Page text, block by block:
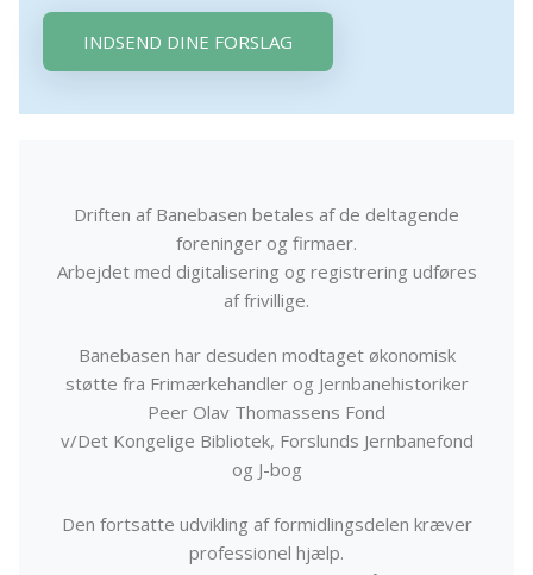
INDSEND DINE FORSLAG
Driften af Banebasen betales af de deltagende
foreninger og firmaer.
Arbejdet med digitalisering og registrering udføres
af frivillige.
Banebasen har desuden modtaget økonomisk
støtte fra Frimærkehandler og Jernbanehistoriker
Peer Olav Thomassens Fond
v/Det Kongelige Bibliotek, Forslunds Jernbanefond
og J-bog
Den fortsatte udvikling af formidlingsdelen kræver
professionel hjælp.